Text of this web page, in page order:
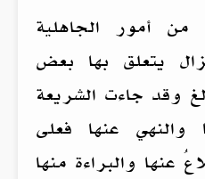
من أمور الجاهلية
يتعلق بها بعض
وقد جاءت الشريعة
عنها فعلى
عنها والبراءة منها